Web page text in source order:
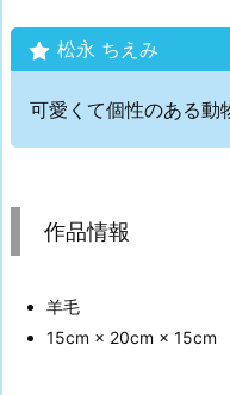
松永 ちえみ
可愛くて個性のある動
作品情報
羊毛
15cm × 20cm × 15cm